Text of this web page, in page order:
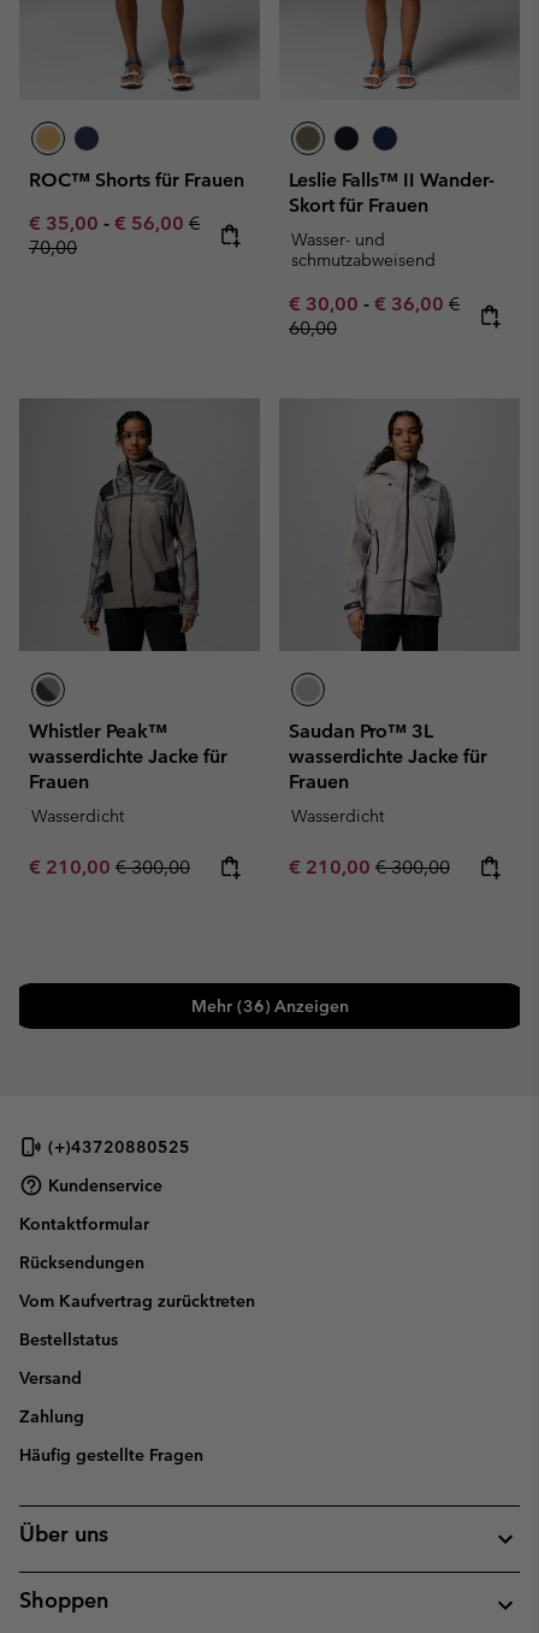
ROC™ Shorts für Frauen
Minimum sale price:
€ 35,00 - Maximum sale price:
€ 56,00 Regular price:
€
70,00
Leslie Falls™ II Wander-
Skort für Frauen
Wasser- und
schmutzabweisend
Minimum sale price:
€ 30,00 - Maximum sale
€ 36,00 Regular
€
60,00
Whistler Peak™
wasserdichte Jacke für
Frauen
Wasserdicht
Sale price:
€ 210,00 Regular price:
€ 300,00
Saudan Pro™ 3L
wasserdichte Jacke für
Frauen
Wasserdicht
Sale price:
€ 210,00 Regular price:
€ 300,00
Mehr (36) Anzeigen
(+)43720880525
Kundenservice
Kontaktformular
Rücksendungen
Vom Kaufvertrag zurücktreten
Bestellstatus
Versand
Zahlung
Häufig gestellte Fragen
Über uns
Shoppen